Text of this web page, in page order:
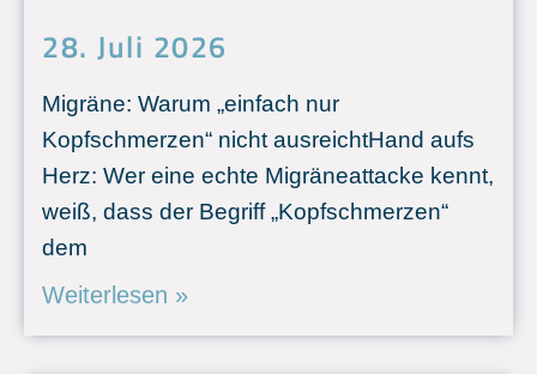
28. Juli 2026
Migräne: Warum „einfach nur
Kopfschmerzen“ nicht ausreichtHand aufs
Herz: Wer eine echte Migräneattacke kennt,
weiß, dass der Begriff „Kopfschmerzen“
dem
Weiterlesen »